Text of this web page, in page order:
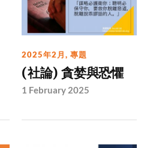
2025年2月,專題
(社論) 貪婪與恐懼
1 February 2025